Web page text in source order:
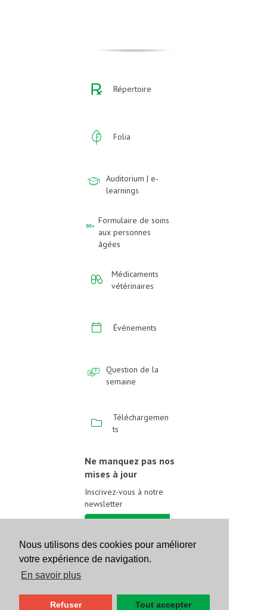
Nous utilisons des cookies pour améliorer
votre expérience de navigation.
En savoir plus
Refuser Tout accepter
Répertoire
Folia
Auditorium | e-
learnings
Formulaire de soins
aux personnes
âgées
Médicaments
vétérinaires
Événements
Question de la
semaine
Téléchargemen
ts
Ne manquez pas nos
mises à jour
Inscrivez-vous à notre
newsletter
Suivez-nous sur les